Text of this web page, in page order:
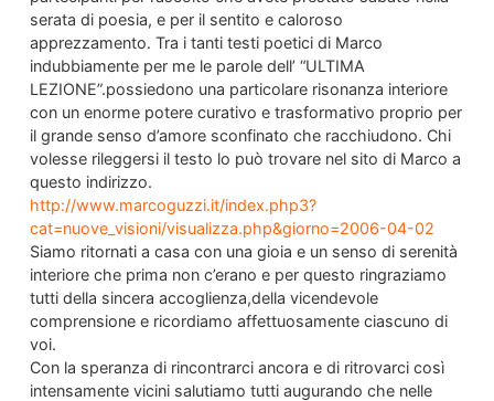
serata di poesia, e per il sentito e caloroso
apprezzamento. Tra i tanti testi poetici di Marco
indubbiamente per me le parole dell’ “ULTIMA
LEZIONE”.possiedono una particolare risonanza interiore
con un enorme potere curativo e trasformativo proprio per
il grande senso d’amore sconfinato che racchiudono. Chi
volesse rileggersi il testo lo può trovare nel sito di Marco a
questo indirizzo.
http://www.marcoguzzi.it/index.php3?
cat=nuove_visioni/visualizza.php&giorno=2006-04-02
Siamo ritornati a casa con una gioia e un senso di serenità
interiore che prima non c’erano e per questo ringraziamo
tutti della sincera accoglienza,della vicendevole
comprensione e ricordiamo affettuosamente ciascuno di
voi.
Con la speranza di rincontrarci ancora e di ritrovarci così
intensamente vicini salutiamo tutti augurando che nelle